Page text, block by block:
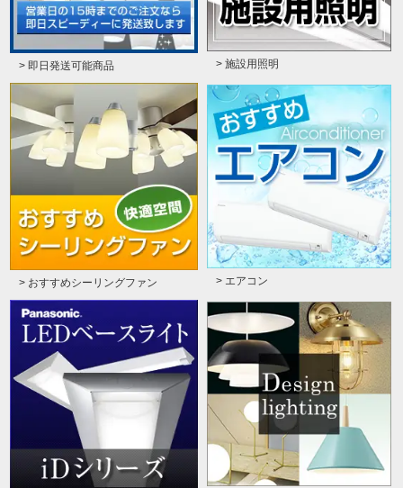
> 即日発送可能商品 > 施設用照明
> おすすめシーリングファン > エアコン